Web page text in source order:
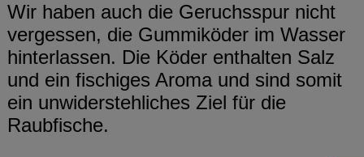
Wir haben auch die Geruchsspur nicht
vergessen, die Gummiköder im Wasser
hinterlassen. Die Köder enthalten Salz
und ein fischiges Aroma und sind somit
ein unwiderstehliches Ziel für die
Raubfische.